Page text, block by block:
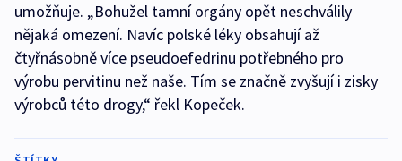
umožňuje. „Bohužel tamní orgány opět neschválily
nějaká omezení. Navíc polské léky obsahují až
čtyřnásobně více pseudoefedrinu potřebného pro
výrobu pervitinu než naše. Tím se značně zvyšují i zisky
výrobců této drogy,“ řekl Kopeček.